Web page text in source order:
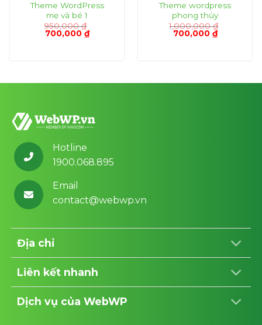
Theme WordPress
mẹ và bé 1
950,000₫
Giá
700,000 ₫Giá
hiện
Theme wordpress
phong thủy
1,000,000₫
Giá
700,000 ₫Giá
hiện
Hotline
1900.068.895
Email
contact@webwp.vn
Địa chỉ
Liên kết nhanh
Dịch vụ của WebWP